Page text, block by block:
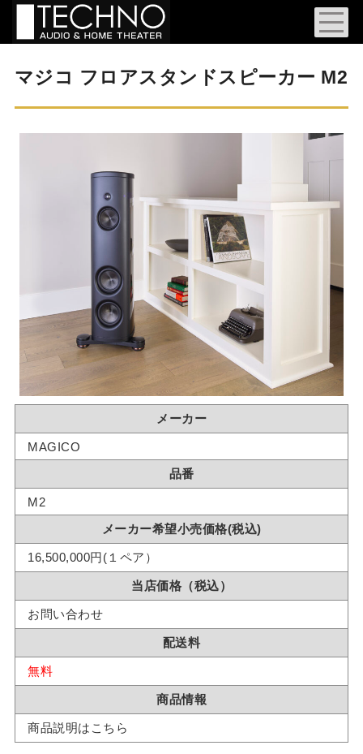
マジコ フロアスタンドスピーカー M2
メーカー
MAGICO
品番
M2
メーカー希望小売価格(税込)
16,500,000円(１ペア）
当店価格（税込）
お問い合わせ
配送料
無料
商品情報
商品説明はこちら